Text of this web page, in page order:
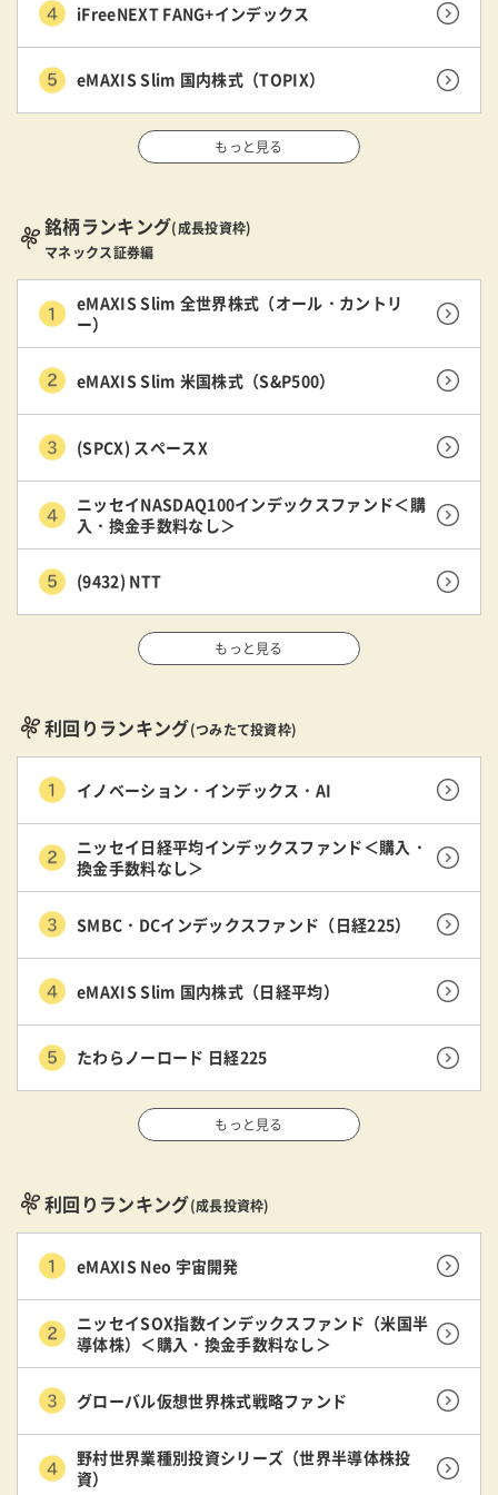
iFreeNEXT FANG+インデックス
eMAXIS Slim 国内株式（TOPIX）
もっと見る
銘柄ランキング(成長投資枠)
マネックス証券編
eMAXIS Slim 全世界株式（オール・カントリ
ー）
eMAXIS Slim 米国株式（S&P500）
(SPCX) スペースX
ニッセイNASDAQ100インデックスファンド＜購
入・換金手数料なし＞
(9432) NTT
もっと見る
利回りランキング(つみたて投資枠)
イノベーション・インデックス・AI
ニッセイ日経平均インデックスファンド＜購入・
換金手数料なし＞
SMBC・DCインデックスファンド（日経225）
eMAXIS Slim 国内株式（日経平均）
たわらノーロード 日経225
もっと見る
利回りランキング(成長投資枠)
eMAXIS Neo 宇宙開発
ニッセイSOX指数インデックスファンド（米国半
導体株）＜購入・換金手数料なし＞
グローバル仮想世界株式戦略ファンド
野村世界業種別投資シリーズ（世界半導体株投
資）